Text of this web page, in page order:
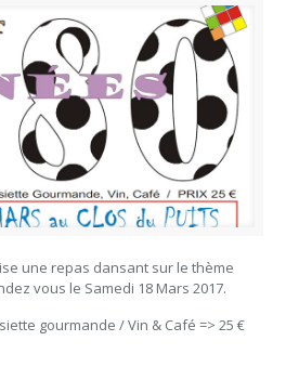
une repas dansant sur le thème
vous le Samedi 18 Mars 2017.
gourmande / Vin & Café => 25 €